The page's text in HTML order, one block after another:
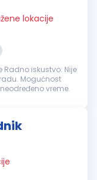
lokacije
vreme.